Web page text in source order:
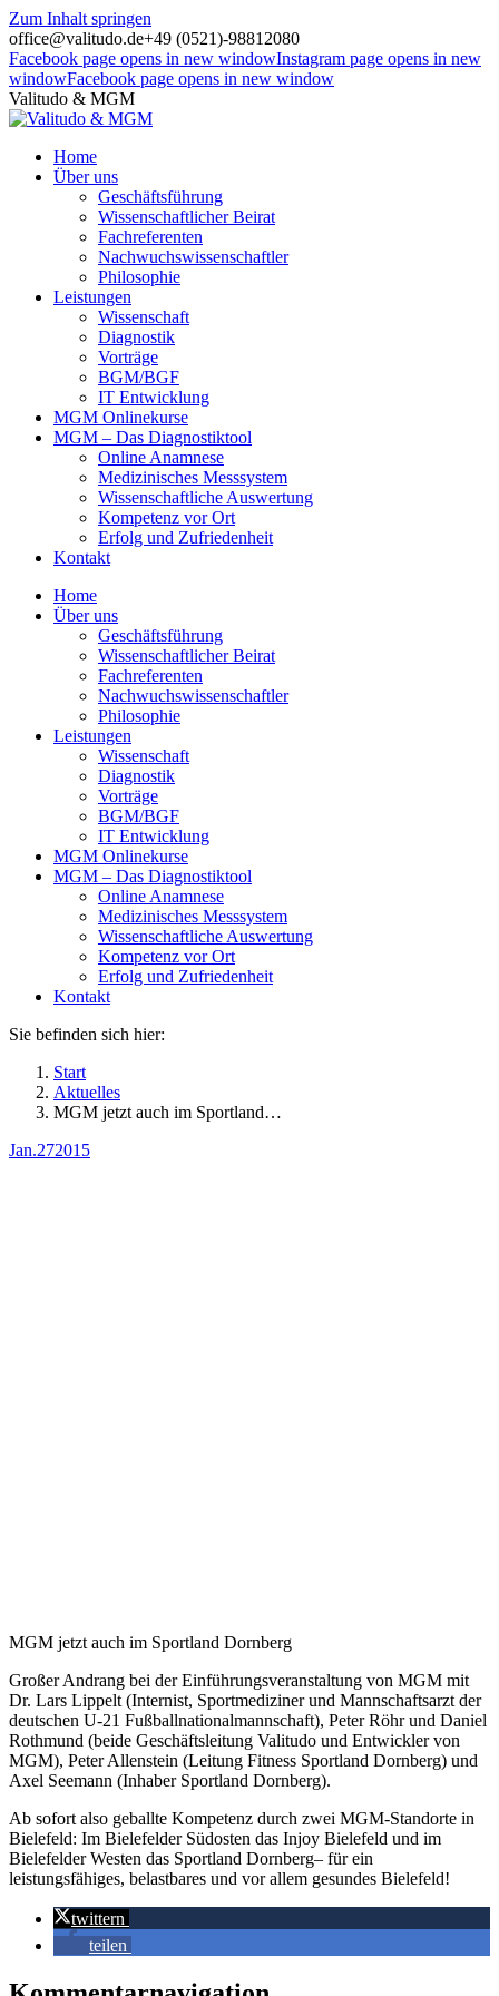
Zum Inhalt springen
office@valitudo.de+49 (0521)-98812080
Facebook page opens in new windowInstagram page opens in new
windowFacebook page opens in new window
Valitudo & MGM
Home
Über uns
Geschäftsführung
Wissenschaftlicher Beirat
Fachreferenten
Nachwuchswissenschaftler
Philosophie
Leistungen
Wissenschaft
Diagnostik
Vorträge
BGM/BGF
IT Entwicklung
MGM Onlinekurse
MGM – Das Diagnostiktool
Online Anamnese
Medizinisches Messsystem
Wissenschaftliche Auswertung
Kompetenz vor Ort
Erfolg und Zufriedenheit
Kontakt
Home
Über uns
Geschäftsführung
Wissenschaftlicher Beirat
Fachreferenten
Nachwuchswissenschaftler
Philosophie
Leistungen
Wissenschaft
Diagnostik
Vorträge
BGM/BGF
IT Entwicklung
MGM Onlinekurse
MGM – Das Diagnostiktool
Online Anamnese
Medizinisches Messsystem
Wissenschaftliche Auswertung
Kompetenz vor Ort
Erfolg und Zufriedenheit
Kontakt
Sie befinden sich hier:
Start
Aktuelles
MGM jetzt auch im Sportland…
Jan.272015
MGM jetzt auch im Sportland Dornberg
Großer Andrang bei der Einführungsveranstaltung von MGM mit
Dr. Lars Lippelt (Internist, Sportmediziner und Mannschaftsarzt der
deutschen U-21 Fußballnationalmannschaft), Peter Röhr und Daniel
Rothmund (beide Geschäftsleitung Valitudo und Entwickler von
MGM), Peter Allenstein (Leitung Fitness Sportland Dornberg) und
Axel Seemann (Inhaber Sportland Dornberg).
Ab sofort also geballte Kompetenz durch zwei MGM-Standorte in
Bielefeld: Im Bielefelder Südosten das Injoy Bielefeld und im
Bielefelder Westen das Sportland Dornberg– für ein
leistungsfähiges, belastbares und vor allem gesundes Bielefeld!
twittern
teilen